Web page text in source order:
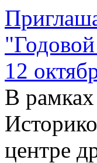
12
В
центре